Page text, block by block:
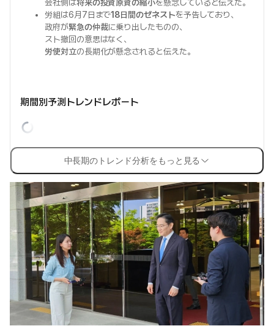
会社側は将来の投資原資の縮小を懸念していると伝えた。
労組は6月7日まで18日間のゼネストを予告しており、
政府が緊急の仲裁に乗り出したものの、
スト撤回の意思はなく、
労使対立の長期化が懸念されると伝えた。
期間別予測トレンドレポート
中長期のトレンド分析をもっと見る